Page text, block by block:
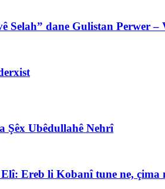
Selah” dane Gulistan Perwer –
Şêx Ubêdullahê Nehrî
Ereb li Kobanî tune ne, çima